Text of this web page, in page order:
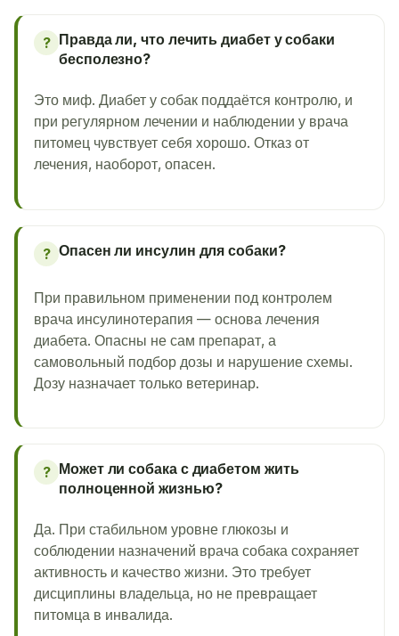
? Правда ли, что лечить диабет у собаки
бесполезно?
Это миф. Диабет у собак поддаётся контролю, и
при регулярном лечении и наблюдении у врача
питомец чувствует себя хорошо. Отказ от
лечения, наоборот, опасен.
? Опасен ли инсулин для собаки?
При правильном применении под контролем
врача инсулинотерапия — основа лечения
диабета. Опасны не сам препарат, а
самовольный подбор дозы и нарушение схемы.
Дозу назначает только ветеринар.
? Может ли собака с диабетом жить
полноценной жизнью?
Да. При стабильном уровне глюкозы и
соблюдении назначений врача собака сохраняет
активность и качество жизни. Это требует
дисциплины владельца, но не превращает
питомца в инвалида.